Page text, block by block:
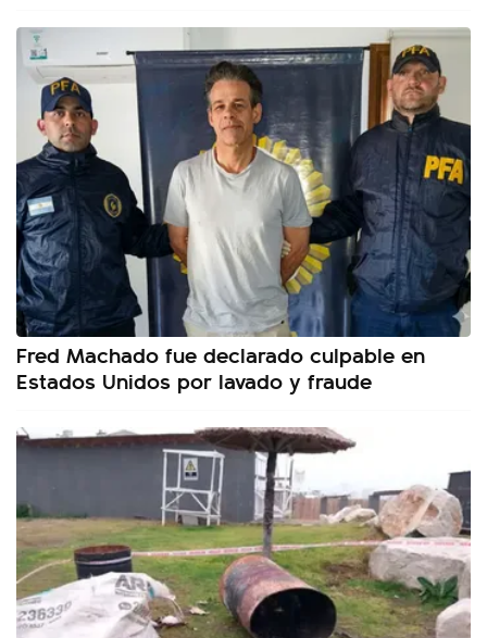
Fred Machado fue declarado culpable en
Estados Unidos por lavado y fraude